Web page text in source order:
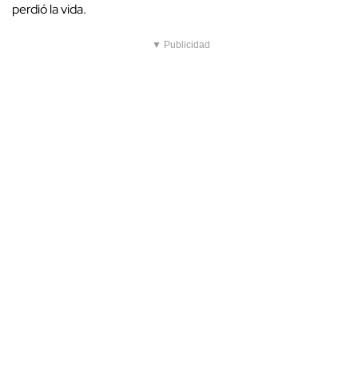
perdió la vida.
▼ Publicidad